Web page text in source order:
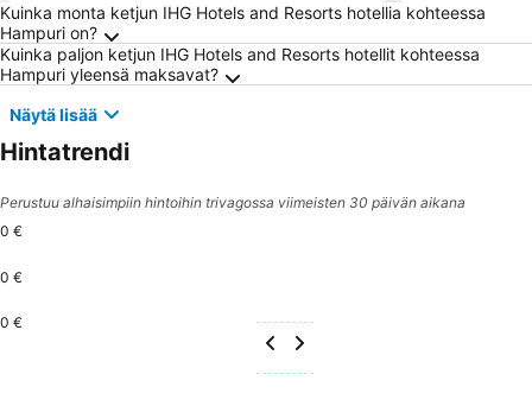
Usein kysytyt kysymykset kohteesta
Kuinka monta ketjun IHG Hotels and Resorts hotellia kohteessa
Hampuri on?
Kuinka paljon ketjun IHG Hotels and Resorts hotellit kohteessa
Hampuri yleensä maksavat?
Näytä lisää
Hintatrendi
Perustuu alhaisimpiin hintoihin trivagossa viimeisten 30 päivän aikana
0 €
0 €
0 €